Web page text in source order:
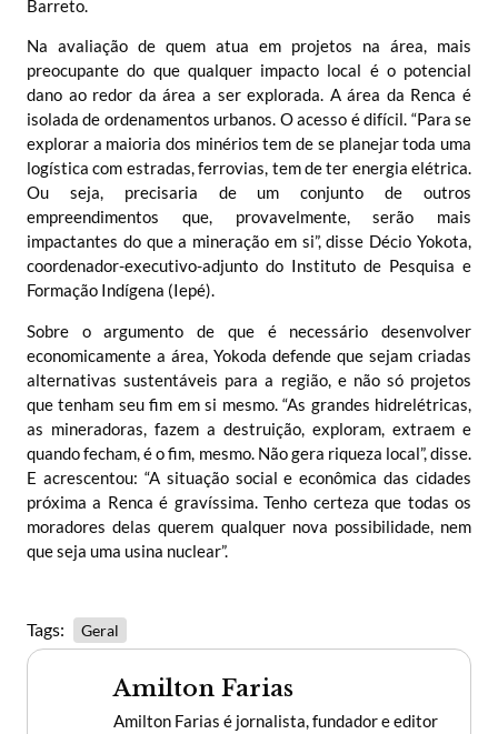
Barreto.
Na avaliação de quem atua em projetos na área, mais
preocupante do que qualquer impacto local é o potencial
dano ao redor da área a ser explorada. A área da Renca é
isolada de ordenamentos urbanos. O acesso é difícil. “Para se
explorar a maioria dos minérios tem de se planejar toda uma
logística com estradas, ferrovias, tem de ter energia elétrica.
Ou seja, precisaria de um conjunto de outros
empreendimentos que, provavelmente, serão mais
impactantes do que a mineração em si”, disse Décio Yokota,
coordenador-executivo-adjunto do Instituto de Pesquisa e
Formação Indígena (Iepé).
Sobre o argumento de que é necessário desenvolver
economicamente a área, Yokoda defende que sejam criadas
alternativas sustentáveis para a região, e não só projetos
que tenham seu fim em si mesmo. “As grandes hidrelétricas,
as mineradoras, fazem a destruição, exploram, extraem e
quando fecham, é o fim, mesmo. Não gera riqueza local”, disse.
E acrescentou: “A situação social e econômica das cidades
próxima a Renca é gravíssima. Tenho certeza que todas os
moradores delas querem qualquer nova possibilidade, nem
que seja uma usina nuclear”.
Tags: Geral
Amilton Farias
Amilton Farias é jornalista, fundador e editor